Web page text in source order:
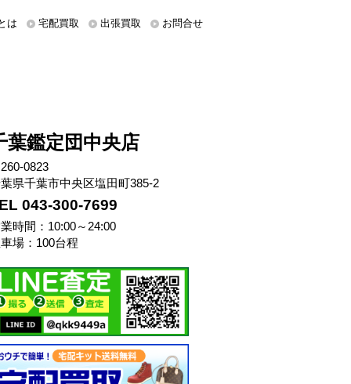
は 宅配買取 出張買取 お問合せ
葉鑑定団中央店
0823
県千葉市中央区塩田町385-2
043-300-7699
時間：10:00～24:00
場：100台程